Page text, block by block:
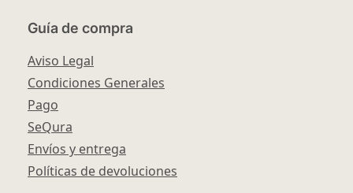
Guía de compra
Aviso Legal
Condiciones Generales
Pago
SeQura
Envíos y entrega
Políticas de devoluciones